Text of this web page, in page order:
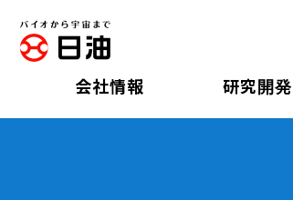
会社情報 研究開発